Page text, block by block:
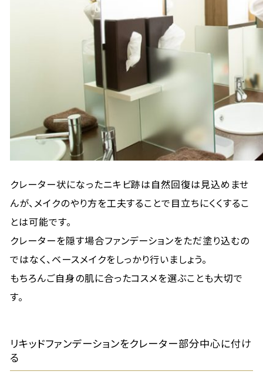
クレーター状になったニキビ跡は自然回復は見込めませ
んが、メイクのやり方を工夫することで目立ちにくくするこ
とは可能です。
クレーターを隠す場合ファンデーションをただ塗り込むの
ではなく、ベースメイクをしっかり行いましょう。
もちろんご自身の肌に合ったコスメを選ぶことも大切で
す。
リキッドファンデーションをクレーター部分中心に付け
る